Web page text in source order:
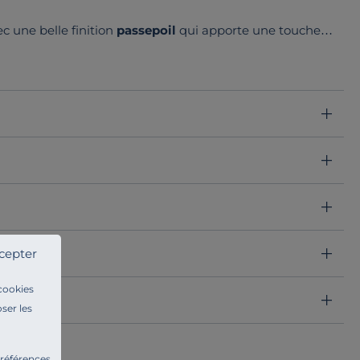
les
une belle finition passepoilqui apporte une touche